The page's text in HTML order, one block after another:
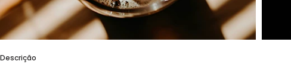
Descrição